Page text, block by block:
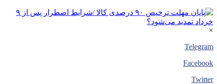
×
Telegram
Facebook
Twitter